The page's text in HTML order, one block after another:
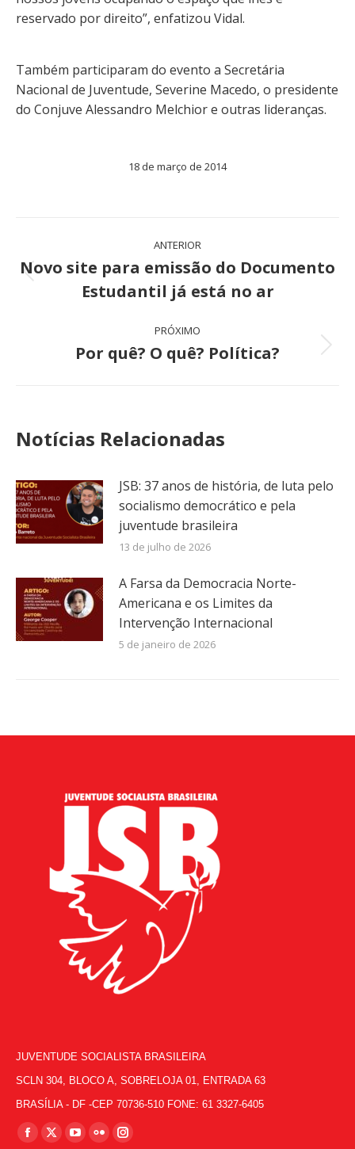
reservado por direito”, enfatizou Vidal.
Também participaram do evento a Secretária
Nacional de Juventude, Severine Macedo, o presidente
do Conjuve Alessandro Melchior e outras lideranças.
18 de março de 2014
Navegação
de
ANTERIOR
Post
anterior:
Novo site para emissão do Documento
Estudantil já está no ar
PRÓXIMO
Próximo
Por quê? O quê? Política?
Notícias Relacionadas
JSB: 37 anos de história, de luta pelo
socialismo democrático e pela
juventude brasileira
13 de julho de 2026
A Farsa da Democracia Norte-
Americana e os Limites da
Intervenção Internacional
5 de janeiro de 2026
JUVENTUDE SOCIALISTA BRASILEIRA
SCLN 304, BLOCO A, SOBRELOJA 01, ENTRADA 63
BRASÍLIA - DF -CEP 70736-510 FONE: 61 3327-6405
Encontre-nos em:
Facebook
X YouTube
FlickrInstagram